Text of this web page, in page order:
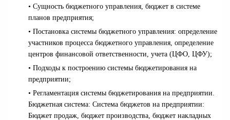
• Сущность бюджетного управления, бюджет в системе
планов предприятия;
• Постановка системы бюджетного управления: определение
участников процесса бюджетного управления, определение
центров финансовой ответственности, учета (ЦФО, ЦФУ);
• Подходы к построению системы бюджетирования на
предприятии;
• Регламентация системы бюджетирования на предприятии.
Бюджетная система: Система бюджетов на предприятии:
Бюджет продаж, бюджет производства, бюджет накладных